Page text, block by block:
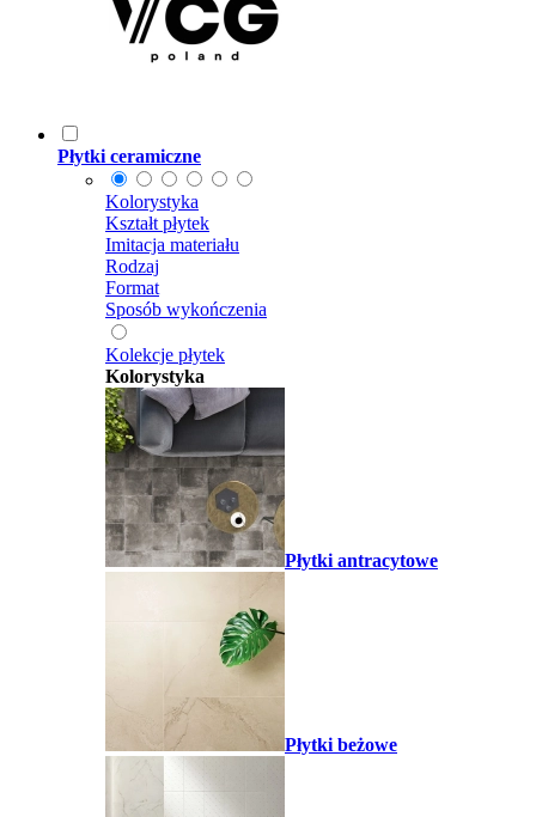
Płytki ceramiczne
Kolorystyka
Kształt płytek
Imitacja materiału
Rodzaj
Format
Sposób wykończenia
Kolekcje płytek
Kolorystyka
Płytki antracytowe
Płytki beżowe